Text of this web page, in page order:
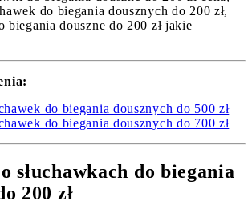
do biegania dousznych do 200 zł,
biegania douszne do 200 zł jakie
do biegania dousznych do 500 zł
do biegania dousznych do 700 zł
słuchawkach do biegania
200 zł